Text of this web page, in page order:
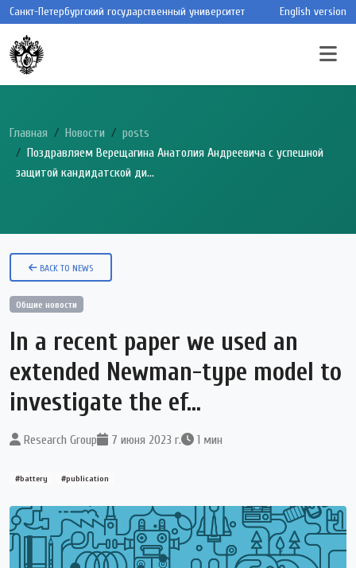
Skip to main content
Санкт-Петербургский государственный университет English version
Главная Новости
posts
Поздравляем Верещагина Анатолия Андреевича с успешной
защитой кандидатской ди...
BACK TO NEWS
Общие новости
In a recent paper we used an
extended Newman-type model to
investigate the ef...
Research Group 7 июня 2023 г. 1 мин
#battery #publication